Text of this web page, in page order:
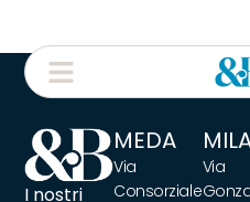
I nostri
MEDA
Via
Consorziale
Via